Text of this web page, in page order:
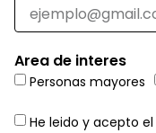
Area de interes
Personas mayores
He leido y acepto el